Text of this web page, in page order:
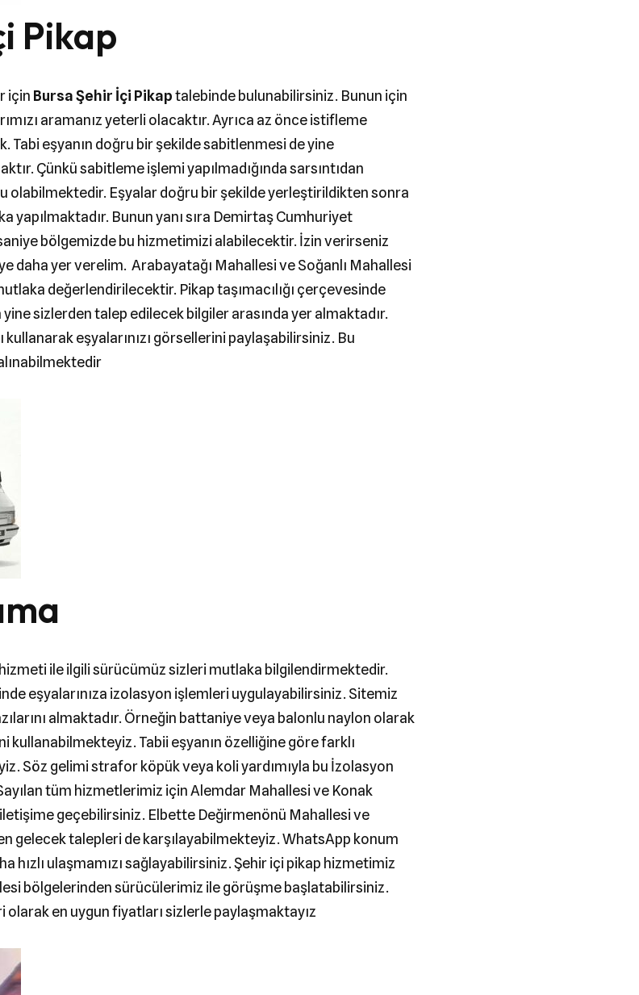
Pikap
için Bursa Şehir İçi Pikaptalebinde bulunabilirsiniz. Bunun için
aramanız yeterli olacaktır. Ayrıca az önce istifleme
Tabi eşyanın doğru bir şekilde sabitlenmesi de yine
Çünkü sabitleme işlemi yapılmadığında sarsıntıdan
olabilmektedir. Eşyalar doğru bir şekilde yerleştirildikten sonra
yapılmaktadır. Bunun yanı sıra Demirtaş Cumhuriyet
bölgemizde bu hizmetimizi alabilecektir. İzin verirseniz
daha yer verelim. Arabayatağı Mahallesi ve Soğanlı Mahallesi
değerlendirilecektir. Pikap taşımacılığı çerçevesinde
yine sizlerden talep edilecek bilgiler arasında yer almaktadır.
eşyalarınızı görsellerini paylaşabilirsiniz. Bu
hizmeti ile ilgili sürücümüz sizleri mutlaka bilgilendirmektedir.
eşyalarınıza izolasyon işlemleri uygulayabilirsiniz. Sitemiz
almaktadır. Örneğin battaniye veya balonlu naylon olarak
Tabii eşyanın özelliğine göre farklı
Söz gelimi strafor köpük veya koli yardımıyla bu İzolasyon
tüm hizmetlerimiz için Alemdar Mahallesi ve Konak
geçebilirsiniz. Elbette Değirmenönü Mahallesi ve
gelecek talepleri de karşılayabilmekteyiz. WhatsApp konum
hızlı ulaşmamızı sağlayabilirsiniz. Şehir içi pikap hizmetimiz
bölgelerinden sürücülerimiz ile görüşme başlatabilirsiniz.
en uygun fiyatları sizlerle paylaşmaktayız